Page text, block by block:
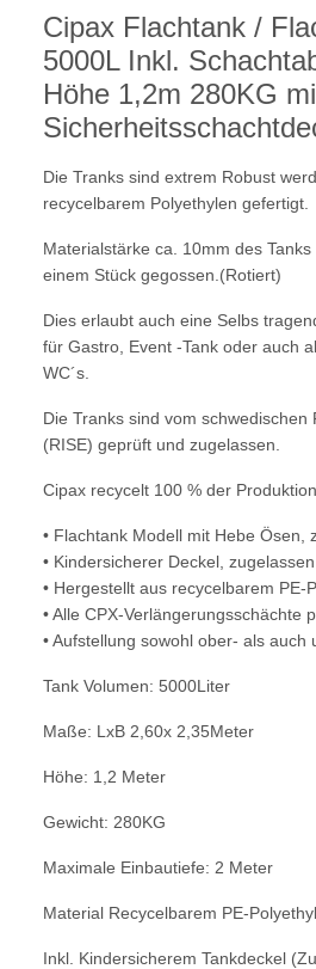
Cipax Flachtank /
5000L Inkl.
Höhe 1,2m 280KG
Die Tranks sind extrem Robust
recycelbarem Polyethylen gefertigt.
Materialstärke ca. 10mm des Tanks
einem Stück gegossen.(Rotiert)
Dies erlaubt auch eine Selbs
für Gastro, Event -Tank oder auch
WC´s.
Die Tranks sind vom schwedischen
(RISE) geprüft und zugelassen.
Cipax recycelt 100 % der
• Flachtank Modell mit Hebe Ösen,
• Kindersicherer Deckel,
• Hergestellt aus recycelbarem PE-
• Alle CPX-Verlängerungsschächte
• Aufstellung sowohl ober- als auch
Tank Volumen: 5000Liter
Maße: LxB 2,60x 2,35Meter
Höhe: 1,2 Meter
Gewicht: 280KG
Maximale Einbautiefe: 2 Meter
Material Recycelbarem PE-
Inkl. Kindersicherem Tankdeckel